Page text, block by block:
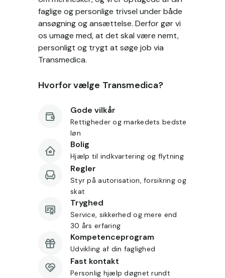
faglige og personlige trivsel under både
ansøgning og ansættelse. Derfor gør vi
os umage med, at det skal være nemt,
personligt og trygt at søge job via
Transmedica.
Hvorfor vælge Transmedica?
Gode vilkår
Rettigheder og markedets bedste
løn
Bolig
Hjælp til indkvartering og flytning
Regler
Styr på autorisation, forsikring og
skat
Tryghed
Service, sikkerhed og mere end
30 års erfaring
Kompetenceprogram
Udvikling af din faglighed
Fast kontakt
Personlig hjælp døgnet rundt